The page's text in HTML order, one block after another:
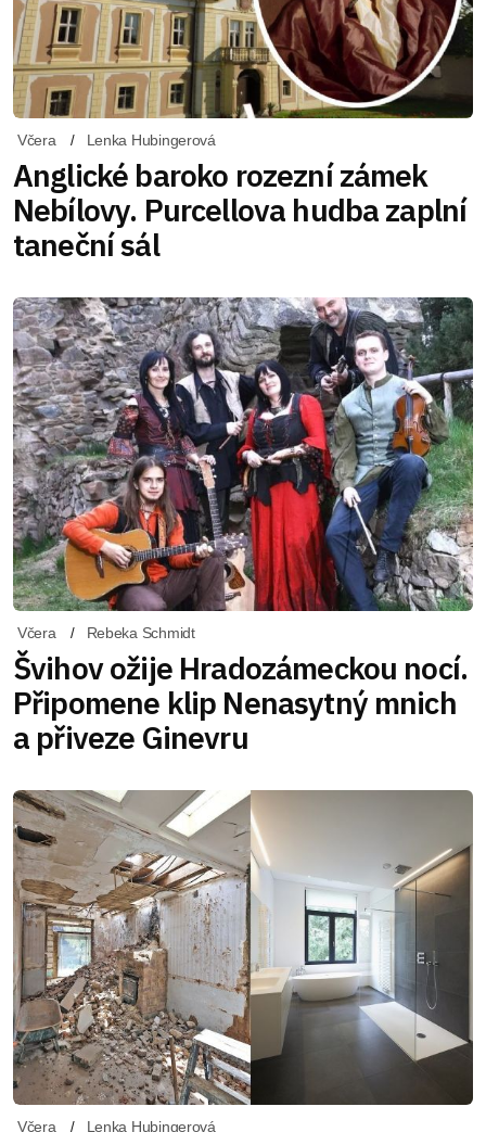
Včera Lenka Hubingerová
Anglické baroko rozezní zámek
Nebílovy. Purcellova hudba zaplní
taneční sál
Včera Rebeka Schmidt
Švihov ožije Hradozámeckou nocí.
Připomene klip Nenasytný mnich
a přiveze Ginevru
Včera Lenka Hubingerová